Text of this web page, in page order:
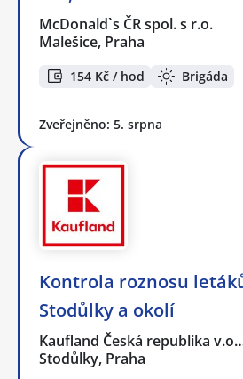
McDonald`s ČR spol. s r.o.
Malešice, Praha
154 Kč / hod Brigáda
Zveřejněno: 5. srpna
Kontrola roznosu
Stodůlky a okolí
Kaufland Česká republika
Stodůlky, Praha